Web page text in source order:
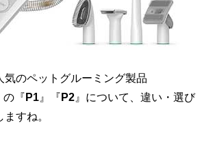
気のペットグルーミング製品
の『 P1』『 P2』について、違い・選び
すね。